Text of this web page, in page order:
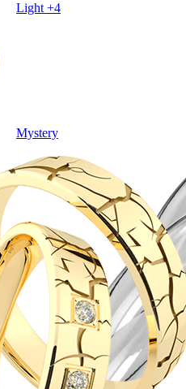
Light +4
Mystery